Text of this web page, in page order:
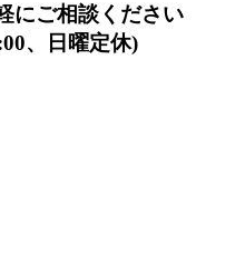
にご相談ください
、日曜定休)